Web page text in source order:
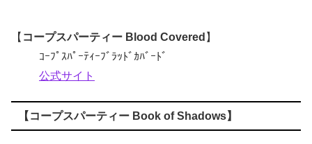
【 コープスパーティー Blood Covered 】
ｺｰﾌﾟｽﾊﾟｰﾃｨｰﾌﾞﾗｯﾄﾞｶﾊﾞｰﾄﾞ
公式サイト
【 コープスパーティー Book of Shadows】